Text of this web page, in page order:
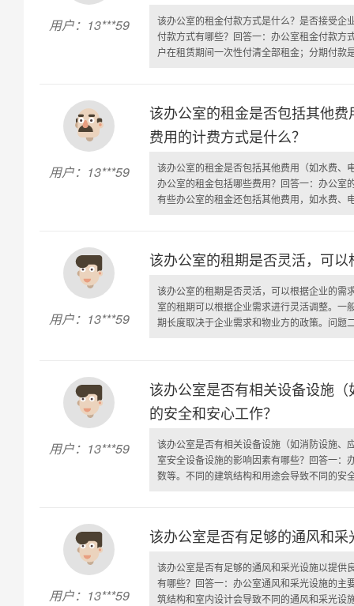
用户：13***59
该办公室的租金付款方式是什么？是否接受企
付款方式有哪些？回答一：办公室租金付款方
户在租赁期间一次性付清全部租金；分期付款
用户：13***59
该办公室的租金是否包括其他
费用的计费方式是什么？
该办公室的租金是否包括其他费用（如水费、
办公室的租金包括哪些费用？回答一：办公室
有些办公室的租金还包括其他费用，如水费、
用户：13***59
该办公室的租期是否灵活，可
该办公室的租期是否灵活，可以根据企业的需
室的租期可以根据企业需求进行灵活调整。一
期长度取决于企业需求和物业方的政策。问题
用户：13***59
该办公室是否有相关设备设施
的安全和安心工作？
该办公室是否有相关设备设施（如消防设施、
室安全设备设施的影响因素有哪些？回答一：
数等。不同的建筑结构和用途会导致不同的安
用户：13***59
该办公室是否有足够的通风和
该办公室是否有足够的通风和采光设施以提供
有哪些？回答一：办公室通风和采光设施的主
筑结构和室内设计会导致不同的通风和采光设